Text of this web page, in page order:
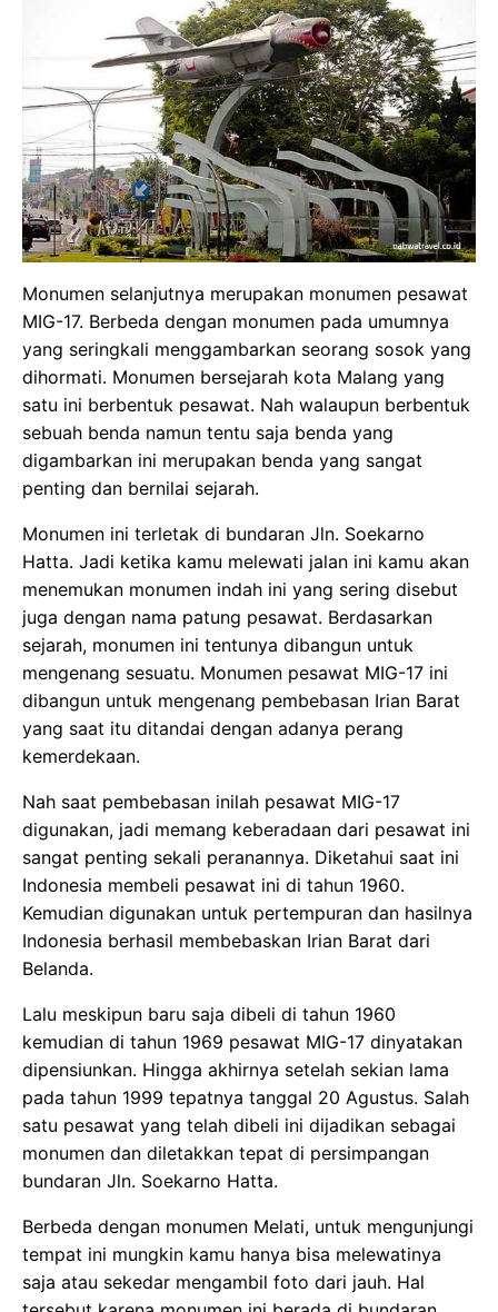
Monumen selanjutnya merupakan monumen pesawat
MIG-17. Berbeda dengan monumen pada umumnya
yang seringkali menggambarkan seorang sosok yang
dihormati. Monumen bersejarah kota Malang yang
satu ini berbentuk pesawat. Nah walaupun berbentuk
sebuah benda namun tentu saja benda yang
digambarkan ini merupakan benda yang sangat
penting dan bernilai sejarah.
Monumen ini terletak di bundaran Jln. Soekarno
Hatta. Jadi ketika kamu melewati jalan ini kamu akan
menemukan monumen indah ini yang sering disebut
juga dengan nama patung pesawat. Berdasarkan
sejarah, monumen ini tentunya dibangun untuk
mengenang sesuatu. Monumen pesawat MIG-17 ini
dibangun untuk mengenang pembebasan Irian Barat
yang saat itu ditandai dengan adanya perang
kemerdekaan.
Nah saat pembebasan inilah pesawat MIG-17
digunakan, jadi memang keberadaan dari pesawat ini
sangat penting sekali peranannya. Diketahui saat ini
Indonesia membeli pesawat ini di tahun 1960.
Kemudian digunakan untuk pertempuran dan hasilnya
Indonesia berhasil membebaskan Irian Barat dari
Belanda.
Lalu meskipun baru saja dibeli di tahun 1960
kemudian di tahun 1969 pesawat MIG-17 dinyatakan
dipensiunkan. Hingga akhirnya setelah sekian lama
pada tahun 1999 tepatnya tanggal 20 Agustus. Salah
satu pesawat yang telah dibeli ini dijadikan sebagai
monumen dan diletakkan tepat di persimpangan
bundaran Jln. Soekarno Hatta.
Berbeda dengan monumen Melati, untuk mengunjungi
tempat ini mungkin kamu hanya bisa melewatinya
saja atau sekedar mengambil foto dari jauh. Hal